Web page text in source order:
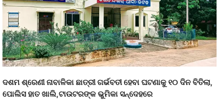
ଦଶମ ଶ୍ରେଣୀ ନାବାଳିକା ଛାତ୍ରୀ ଗର୍ଭବତୀ ହେବା ଘଟଣାକୁ ୧୦ ଦିନ ବିତିଲା,
ପୋଲିସ ହାତ ଖାଲି,ଟାଉଟରଙ୍କ ଭୁମିକା ସନ୍ଦେହରେ